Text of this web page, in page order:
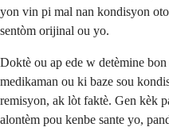
yon vin pi mal nan kondisyon
sentòm orijinal ou yo.
Doktè ou ap ede w detèmine
medikaman ou ki baze sou
remisyon, ak lòt faktè. Gen kèk
alontèm pou kenbe sante yo,